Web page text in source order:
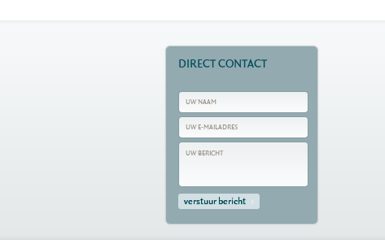
DIRECT CONTACT
verstuur bericht